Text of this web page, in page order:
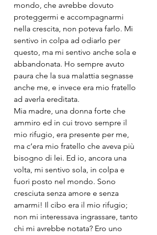
mondo, che avrebbe dovuto
proteggermi e accompagnarmi
nella crescita, non poteva farlo. Mi
sentivo in colpa ad odiarlo per
questo, ma mi sentivo anche sola e
abbandonata. Ho sempre avuto
paura che la sua malattia segnasse
anche me, e invece era mio fratello
ad averla ereditata.
Mia madre, una donna forte che
ammiro ed in cui trovo sempre il
mio rifugio, era presente per me,
ma c’era mio fratello che aveva più
bisogno di lei. Ed io, ancora una
volta, mi sentivo sola, in colpa e
fuori posto nel mondo. Sono
cresciuta senza amore e senza
amarmi! Il cibo era il mio rifugio;
non mi interessava ingrassare, tanto
chi mi avrebbe notata? Ero uno